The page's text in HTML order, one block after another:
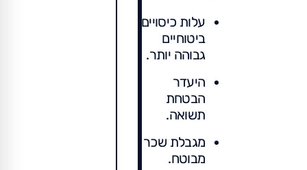
עלות כיסויים
ביטוחיים
גבוהה יותר.
היעדר
הבטחת
תשואה.
מגבלת שכר
מבוטח.